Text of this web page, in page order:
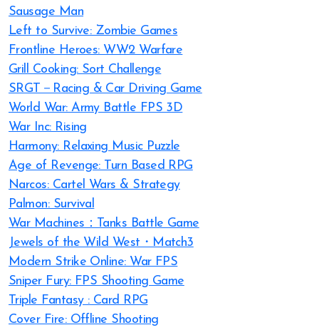
Sausage Man
Left to Survive: Zombie Games
Frontline Heroes: WW2 Warfare
Grill Cooking: Sort Challenge
SRGT－Racing & Car Driving Game
World War: Army Battle FPS 3D
War Inc: Rising
Harmony: Relaxing Music Puzzle
Age of Revenge: Turn Based RPG
Narcos: Cartel Wars & Strategy
Palmon: Survival
War Machines：Tanks Battle Game
Jewels of the Wild West・Match3
Modern Strike Online: War FPS
Sniper Fury: FPS Shooting Game
Triple Fantasy : Card RPG
Cover Fire: Offline Shooting